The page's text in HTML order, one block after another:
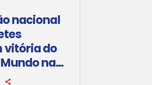
nacional
vitória do
na